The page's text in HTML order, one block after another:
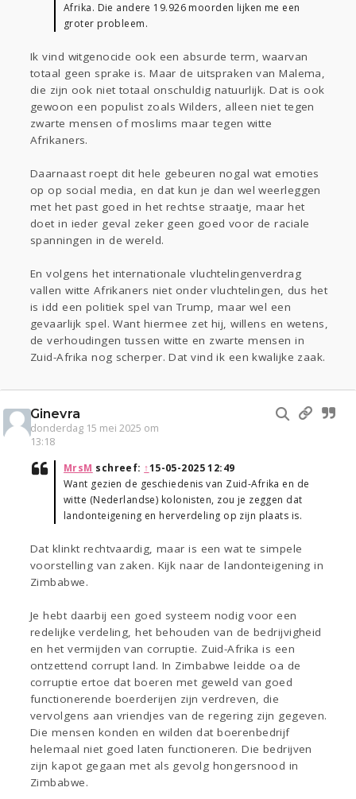
Afrika. Die andere 19.926 moorden lijken me een
groter probleem.
Ik vind witgenocide ook een absurde term, waarvan
totaal geen sprake is. Maar de uitspraken van Malema,
die zijn ook niet totaal onschuldig natuurlijk. Dat is ook
gewoon een populist zoals Wilders, alleen niet tegen
zwarte mensen of moslims maar tegen witte
Afrikaners.
Daarnaast roept dit hele gebeuren nogal wat emoties
op op social media, en dat kun je dan wel weerleggen
met het past goed in het rechtse straatje, maar het
doet in ieder geval zeker geen goed voor de raciale
spanningen in de wereld.
En volgens het internationale vluchtelingenverdrag
vallen witte Afrikaners niet onder vluchtelingen, dus het
is idd een politiek spel van Trump, maar wel een
gevaarlijk spel. Want hiermee zet hij, willens en wetens,
de verhoudingen tussen witte en zwarte mensen in
Zuid-Afrika nog scherper. Dat vind ik een kwalijke zaak.
Ginevra
donderdag 15 mei 2025 om
13:18
MrsM schreef: ↑15-05-2025 12:49
Want gezien de geschiedenis van Zuid-Afrika en de
witte (Nederlandse) kolonisten, zou je zeggen dat
landonteigening en herverdeling op zijn plaats is.
Dat klinkt rechtvaardig, maar is een wat te simpele
voorstelling van zaken. Kijk naar de landonteigening in
Zimbabwe.
Je hebt daarbij een goed systeem nodig voor een
redelijke verdeling, het behouden van de bedrijvigheid
en het vermijden van corruptie. Zuid-Afrika is een
ontzettend corrupt land. In Zimbabwe leidde oa de
corruptie ertoe dat boeren met geweld van goed
functionerende boerderijen zijn verdreven, die
vervolgens aan vriendjes van de regering zijn gegeven.
Die mensen konden en wilden dat boerenbedrijf
helemaal niet goed laten functioneren. Die bedrijven
zijn kapot gegaan met als gevolg hongersnood in
Zimbabwe.